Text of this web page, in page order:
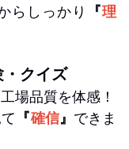
らしっかり
『理
クイズ
場品質を体感！
『確信』 できま